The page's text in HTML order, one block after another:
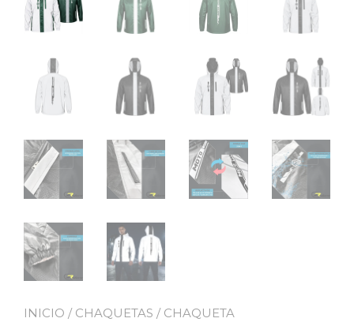
INICIO / CHAQUETAS / CHAQUETA